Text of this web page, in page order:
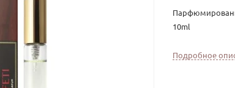
10ml
Halfeti —
глубокий
Подробное